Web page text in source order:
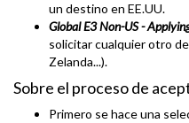
un destino en EE.UU.
Global E3 Non-US -
solicitar cualquier otro
Zelanda...).
Sobre el proceso de
Primero se hace una